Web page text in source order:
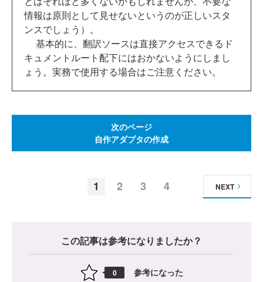
情報は原則として見せないというのが正しいスタ
ンスでしょう）。
基本的に、翻訳ソースは直接アクセスできるド
キュメントルート配下にはおかないようにしまし
ょう。実務で使用する場合はご注意ください。
次のページ
自作アダプタの作成
1 2 3 4 NEXT
この記事は参考になりましたか？
0 参考になった